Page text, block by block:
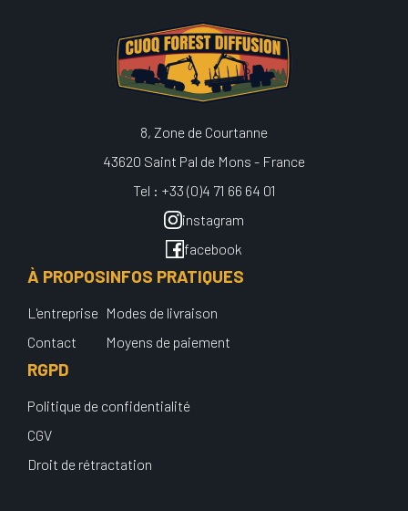
8, Zone de Courtanne
43620 Saint Pal de Mons - France
Tel : +33 (0)4 71 66 64 01
instagram
facebook
À PROPOS
L'entreprise
Contact
INFOS PRATIQUES
Modes de livraison
Moyens de paiement
RGPD
Politique de confidentialité
CGV
Droit de rétractation